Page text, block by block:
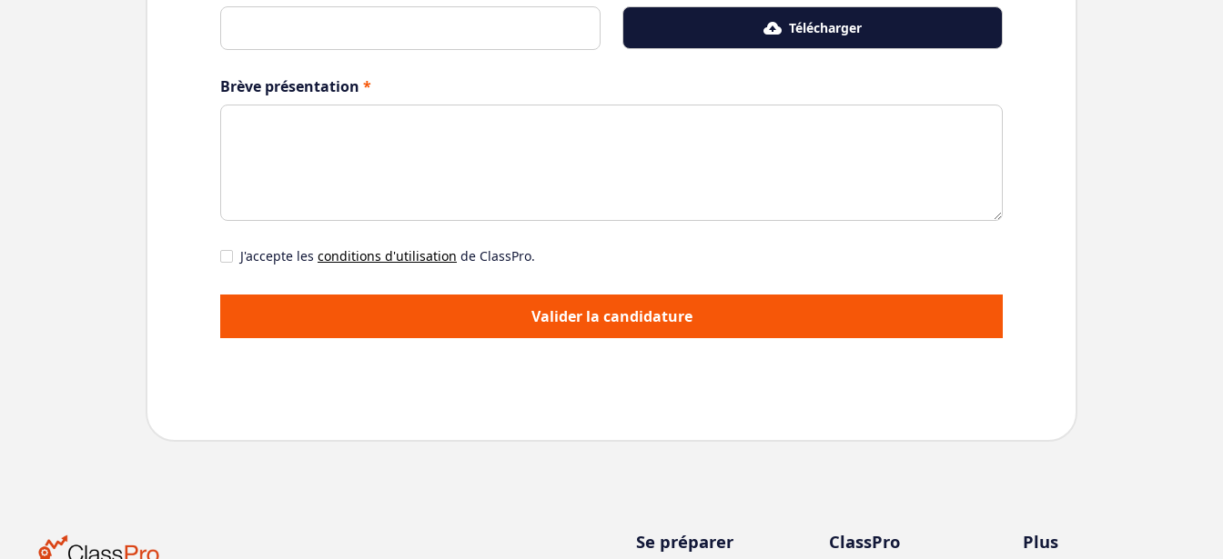
Télécharger
Brève présentation *
J'accepte les conditions d'utilisation de ClassPro.
Se préparer ClassPro Plus